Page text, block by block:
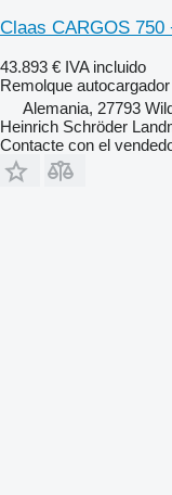
Claas CARGOS 750
43.893 € IVA incluido
Remolque autocargador
Alemania, 27793
Heinrich Schröder
Contacte con el